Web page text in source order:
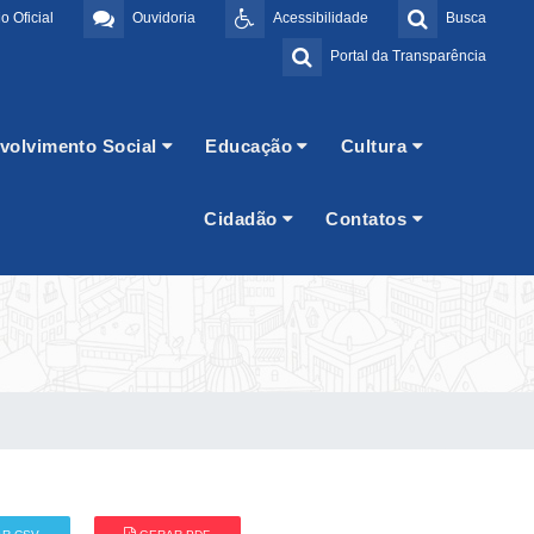
Busca
Acessibilidade
Ouvidoria
Oficial
Portal da Transparência
Social Educação Cultura
Cidadão Contatos